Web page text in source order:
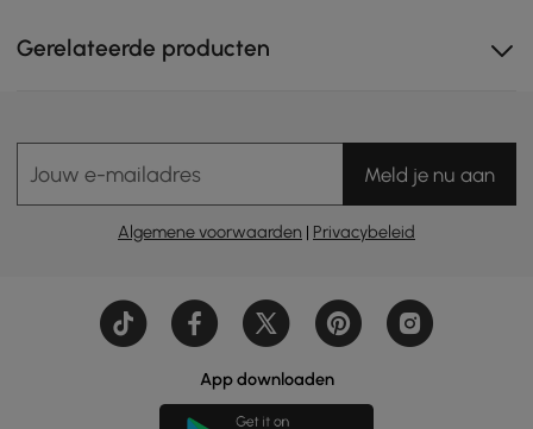
Gerelateerde producten
Jouw e-mailadres Meld je nu aan
Algemene voorwaarden | Privacybeleid
App downloaden